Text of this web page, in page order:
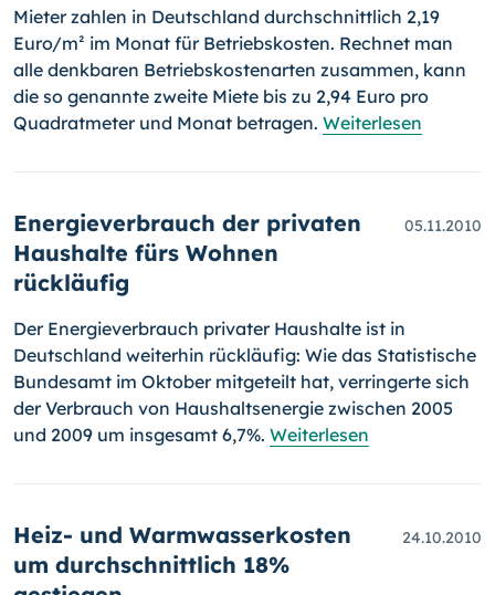
Mieter zahlen in Deutschland durchschnittlich 2,19
Euro/m² im Monat für Betriebskosten. Rechnet man
alle denkbaren Betriebskostenarten zusammen, kann
die so genannte zweite Miete bis zu 2,94 Euro pro
Quadratmeter und Monat betragen. Weiterlesen
Energieverbrauch der privaten
Haushalte fürs Wohnen
rückläufig
05.11.2010
Der Energieverbrauch privater Haushalte ist in
Deutsch­land weiterhin rückläufig: Wie das Statistische
Bundesamt im Oktober mitgeteilt hat, verringerte sich
der Verbrauch von Haushaltsenergie zwischen 2005
und 2009 um insgesamt 6,7%. Weiterlesen
Heiz- und Warmwasserkosten
um durchschnittlich 18%
24.10.2010